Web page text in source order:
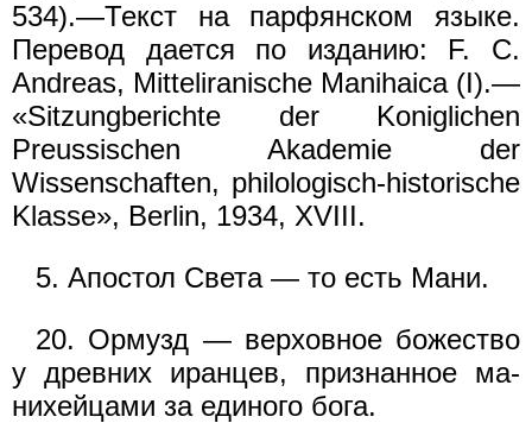
534).—Текст на парфянском языке.
Перевод дается по изданию: F. С.
Andreas, Mitteliranische Manihaica (I).—
«Sitzungberichte der Koniglichen
Preussischen Akademie der
Wissenschaften, philologisch-historische
Klasse», Berlin, 1934, XVIII.
5. Апостол Света — то есть Мани.
20. Ормузд — верховное божество
у древних иранцев, признанное ма-
нихейцами за единого бога.